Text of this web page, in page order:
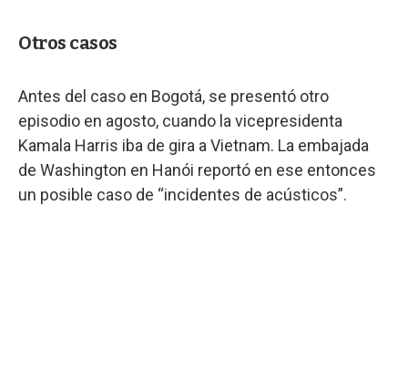
Otros casos
Antes del caso en Bogotá, se presentó otro
episodio en agosto, cuando la vicepresidenta
Kamala Harris iba de gira a Vietnam. La embajada
de Washington en Hanói reportó en ese entonces
un posible caso de “incidentes de acústicos”.